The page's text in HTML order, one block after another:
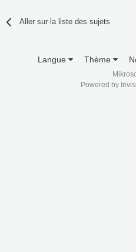
Aller sur la liste des sujets
Langue Thème
Powered by